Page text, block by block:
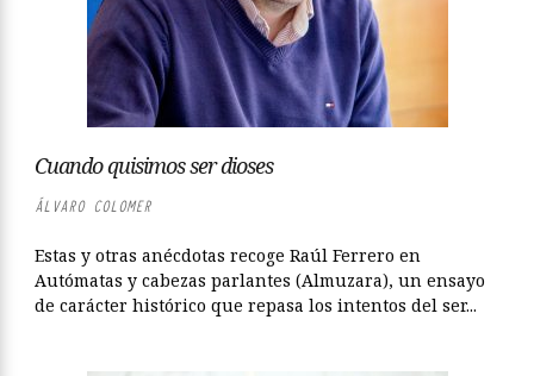
Cuando quisimos ser dioses
ÁLVARO COLOMER
Estas y otras anécdotas recoge Raúl Ferrero en
Autómatas y cabezas parlantes (Almuzara), un ensayo
de carácter histórico que repasa los intentos del ser...